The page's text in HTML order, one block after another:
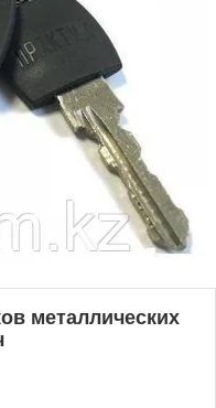
металлических